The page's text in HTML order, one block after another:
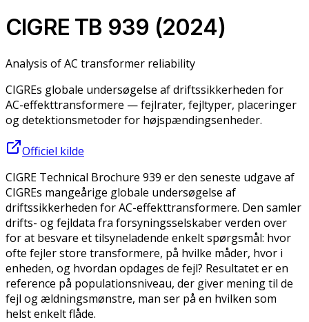
CIGRE TB 939 (2024)
Analysis of AC transformer reliability
CIGREs globale undersøgelse af driftssikkerheden for
AC-effekttransformere — fejlrater, fejltyper, placeringer
og detektionsmetoder for højspændingsenheder.
Officiel kilde
CIGRE Technical Brochure 939 er den seneste udgave af
CIGREs mangeårige globale undersøgelse af
driftssikkerheden for AC-effekttransformere. Den samler
drifts- og fejldata fra forsyningsselskaber verden over
for at besvare et tilsyneladende enkelt spørgsmål: hvor
ofte fejler store transformere, på hvilke måder, hvor i
enheden, og hvordan opdages de fejl? Resultatet er en
reference på populationsniveau, der giver mening til de
fejl og ældningsmønstre, man ser på en hvilken som
helst enkelt flåde.